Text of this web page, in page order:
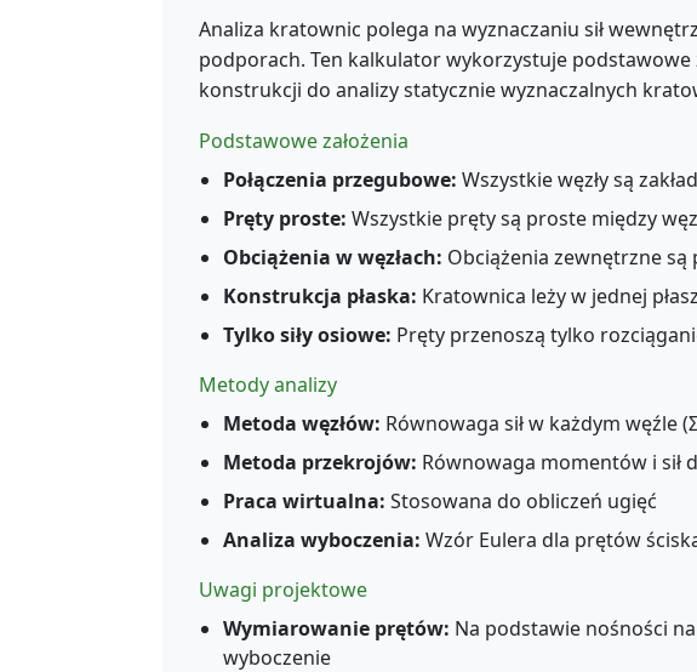
Analiza kratownic polega na wyznaczaniu sił
podporach. Ten kalkulator wykorzystuje podstawowe
konstrukcji do analizy statycznie wyznaczalnych
Podstawowe założenia
Połączenia przegubowe: Wszystkie węzły są
Pręty proste: Wszystkie pręty są proste między
Obciążenia w węzłach: Obciążenia zewnętrzne są
Konstrukcja płaska: Kratownica leży w jednej
Tylko siły osiowe: Pręty przenoszą tylko
Metody analizy
Metoda węzłów: Równowaga sił w każdym węźle
Metoda przekrojów: Równowaga momentów i sił
Praca wirtualna: Stosowana do obliczeń ugięć
Analiza wyboczenia: Wzór Eulera dla prętów
Uwagi projektowe
Wymiarowanie prętów: Na podstawie nośności
wyboczenie